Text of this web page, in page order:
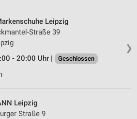
❯
Leipzig
Straße 39
- 20:00 Uhr |
Geschlossen
Leipzig
Straße 9
zur Personalisierung
zur Auswahl
von Inhalten